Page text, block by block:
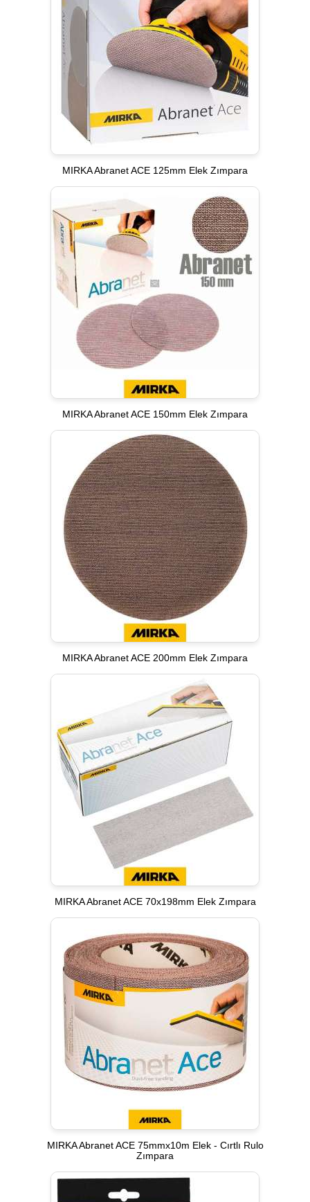
MIRKA Abranet ACE 125mm Elek Zımpara
MIRKA Abranet ACE 150mm Elek Zımpara
MIRKA Abranet ACE 200mm Elek Zımpara
MIRKA Abranet ACE 70x198mm Elek Zımpara
MIRKA Abranet ACE 75mmx10m Elek - Cırtlı Rulo
Zımpara